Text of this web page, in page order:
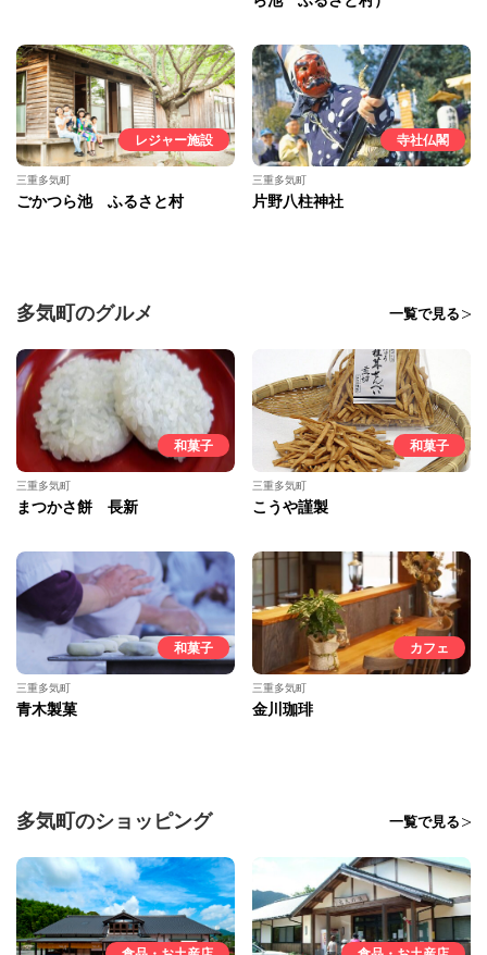
レジャー施設
三重多気町
ごかつら池 ふるさと村
寺社仏閣
三重多気町
片野八柱神社
多気町のグルメ 一覧で見る
和菓子
三重多気町
まつかさ餅 長新
和菓子
三重多気町
こうや謹製
和菓子
三重多気町
青木製菓
カフェ
三重多気町
金川珈琲
多気町のショッピング 一覧で見る